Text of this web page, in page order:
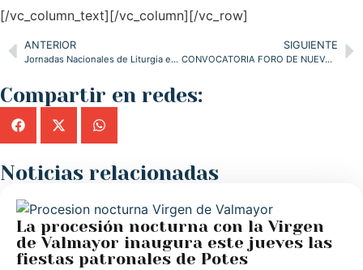
[/vc_column_text][/vc_column][/vc_row]
ANTERIOR
Jornadas Nacionales de Liturgia en Santander
SIGUIENTE
CONVOCATORIA FORO DE NUEVA EVANGELIZACIÓN
Compartir en redes:
Noticias relacionadas
La procesión nocturna con la Virgen
de Valmayor inaugura este jueves las
fiestas patronales de Potes